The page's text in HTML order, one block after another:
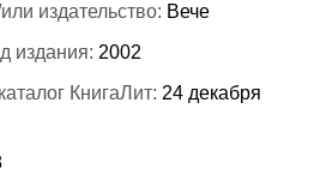
издательство: Вече
издания: 2002
КнигаЛит: 24 декабря